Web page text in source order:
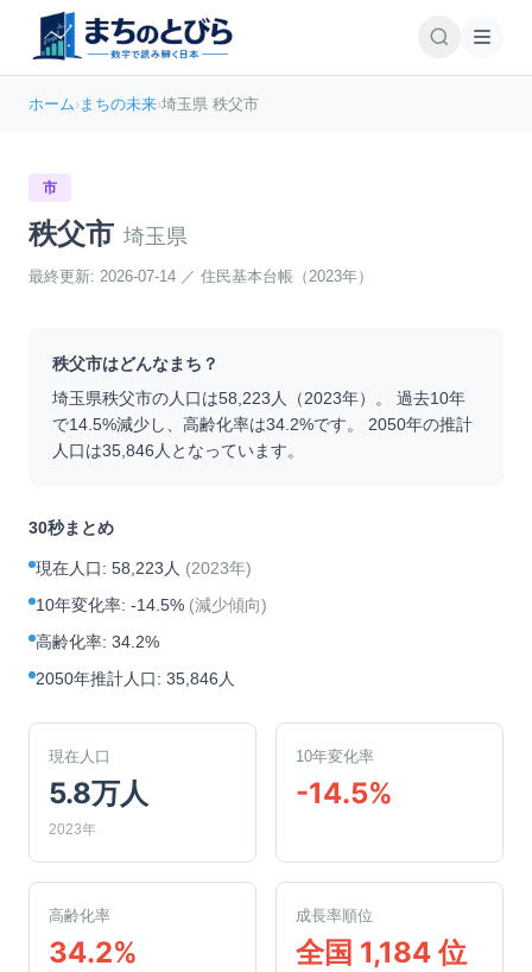
ホーム›まちの未来›埼玉県 秩父市
市
秩父市 埼玉県
最終更新: 2026-07-14 ／ 住民基本台帳（2023年）
秩父市はどんなまち？
埼玉県秩父市の人口は58,223 人（2023年）。 過去10年
で14.5%減少し、高齢化率は34.2%です。 2050年の推計
人口は35,846 人となっています。
30秒まとめ
現在人口: 58,223人 (2023年)
10年変化率: -14.5% (減少傾向)
高齢化率: 34.2%
2050年推計人口: 35,846人
現在人口
5.8万人
2023年
10年変化率
-14.5%
高齢化率
34.2%
成長率順位
全国 1,184 位